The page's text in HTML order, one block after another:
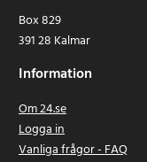
Box 829
391 28 Kalmar
Information
Om 24.se
Logga in
Vanliga frågor - FAQ